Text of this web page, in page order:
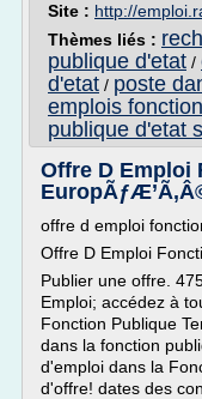
Site : http://
Thèmes liés :
publique d'etat /
d'etat / poste
emplois
publique d'etat
Offre D Emploi
offre d emploi
Offre D Emploi
Publier une offre.
Emploi; accédez à
Fonction Publique
dans la fonction
d'emploi dans la
d'offre! dates des